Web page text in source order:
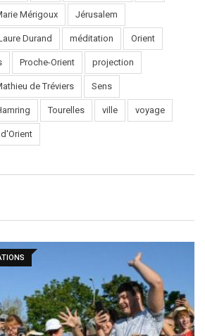
Mérigoux Jérusalem
Durand méditation Orient
Proche-Orient projection
de Tréviers Sens
Tourelles ville voyage